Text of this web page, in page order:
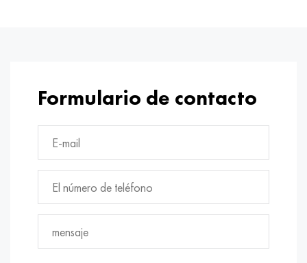
Formulario de contacto